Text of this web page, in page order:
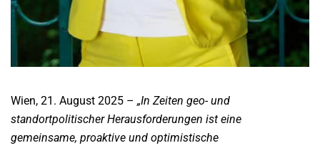
Wien, 21. August 2025 – „In Zeiten geo- und
standortpolitischer Herausforderungen ist eine
gemeinsame, proaktive und optimistische